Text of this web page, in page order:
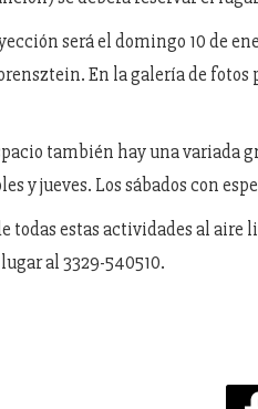
será el domingo 10 de
En la galería de
también hay una variada
y jueves. Los sábados con
todas estas actividades al aire
al 3329-540510.